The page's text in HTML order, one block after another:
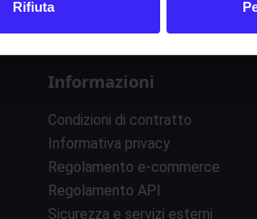
Rifiuta
Informazioni
Condizioni di contratto
Informativa privacy
Regolamento e-commerce
Regolamento API
Sicurezza e servizi esterni